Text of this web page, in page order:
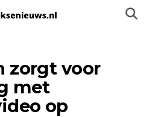
zorgt voor
met
op